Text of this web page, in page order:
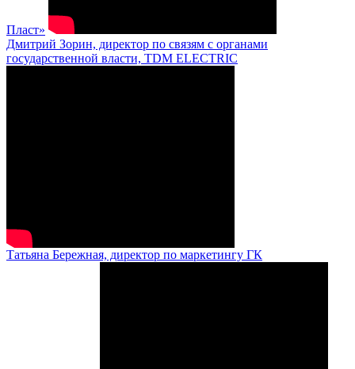
Пласт»
Дмитрий Зорин, директор по связям с органами
государственной власти, TDM ELECTRIC
Татьяна Бережная, директор по маркетингу ГК